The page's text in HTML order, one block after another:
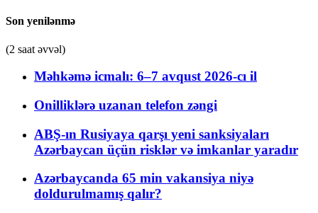
Son yenilənmə
(2 saat əvvəl)
Məhkəmə icmalı: 6–7 avqust 2026-cı il
Onilliklərə uzanan telefon zəngi
ABŞ-ın Rusiyaya qarşı yeni sanksiyaları
Azərbaycan üçün risklər və imkanlar yaradır
Azərbaycanda 65 min vakansiya niyə
doldurulmamış qalır?